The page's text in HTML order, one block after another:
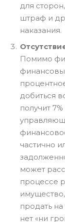
для
штраф и
наказания.
Помимо
добиться
получит
частично
может
процессе
продать
нет «ни